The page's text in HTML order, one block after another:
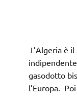
L’Algeria è
gasodotto
l’Europa.